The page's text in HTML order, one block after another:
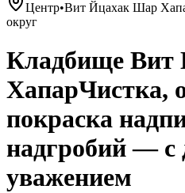
Центр•Вит Йцахак Шар
округ
Кладбище Вит
ХапарЧистка,
покраска
надгробий —
уважением